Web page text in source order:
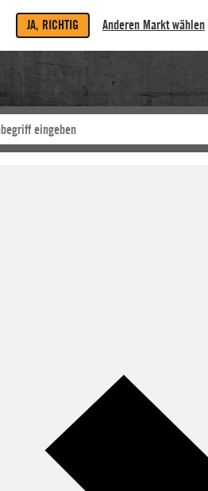
JA, RICHTIG Anderen Markt wählen